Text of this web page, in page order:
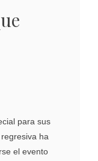
para sus
ha
el evento